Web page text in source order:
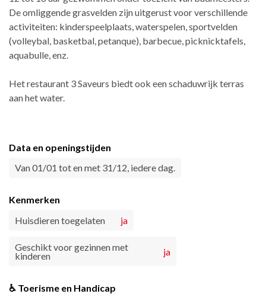
De omliggende grasvelden zijn uitgerust voor verschillende
activiteiten: kinderspeelplaats, waterspelen, sportvelden
(volleybal, basketbal, petanque), barbecue, picknicktafels,
aquabulle, enz.
Het restaurant 3 Saveurs biedt ook een schaduwrijk terras
aan het water.
Data en openingstijden
Van 01/01 tot en met 31/12, iedere dag.
Kenmerken
Huisdieren toegelaten
ja
Geschikt voor gezinnen met
kinderen ja
♿ Toerisme en Handicap